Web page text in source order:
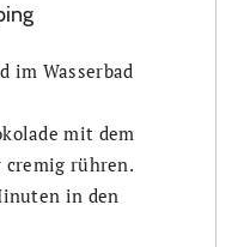
im Wasserbad
mit dem
cremig rühren.
in den